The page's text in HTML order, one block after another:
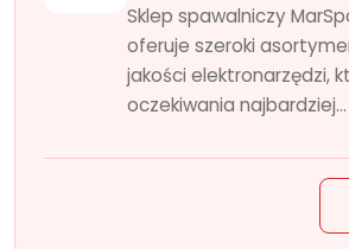
Sklep spawalniczy
oferuje szeroki
jakości elektronarzędzi,
oczekiwania najbardziej...